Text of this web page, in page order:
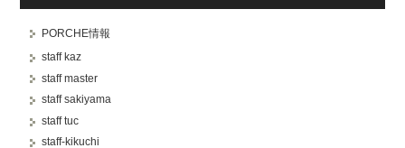
PORCHE情報
staff kaz
staff master
staff sakiyama
staff tuc
staff-kikuchi